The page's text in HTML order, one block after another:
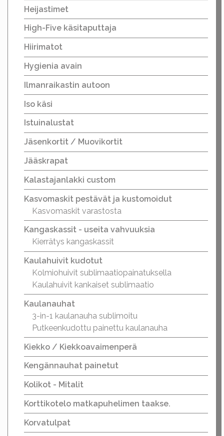
Heijastimet
High-Five käsitaputtaja
Hiirimatot
Hygienia avain
Ilmanraikastin autoon
Iso käsi
Istuinalustat
Jäsenkortit / Muovikortit
Jääskrapat
Kalastajanlakki custom
Kasvomaskit pestävät ja kustomoidut
Kasvomaskit varastosta
Kangaskassit - useita vahvuuksia
Kierrätys kangaskassit
Kaulahuivit kudotut
Kolmiohuivit sublimaatiopainatuksella
Kaulahuivit kankaiset sublimaatio
Kaulanauhat
3-in-1 kaulanauha sublimoitu
Putkeenkudottu painettu kaulanauha
Kiekko / Kiekkoavaimenperä
Kengännauhat painetut
Kolikot - Mitalit
Korttikotelo matkapuhelimen taakse.
Korvatulpat